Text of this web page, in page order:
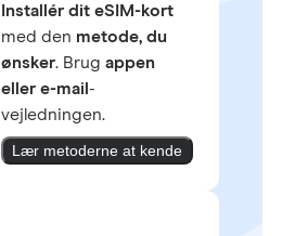
Installér dit eSIM-kort
med den metode, du
ønsker. Brug appen
eller e-mail -
vejledningen.
Lær metoderne at kende